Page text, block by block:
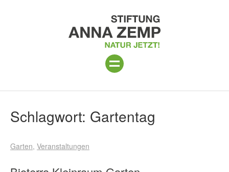
PROGRAMM 2026
PROJEKTE
BESUCH
Schlagwort: Gartentag
Garten Veranstaltungen